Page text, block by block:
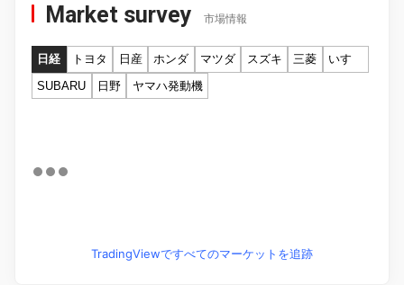
Market survey 市場情報
日経 トヨタ 日産 ホンダ マツダ スズキ 三菱
いすゞ
SUBARU
日野 ヤマハ発動機
TradingViewですべてのマーケットを追跡